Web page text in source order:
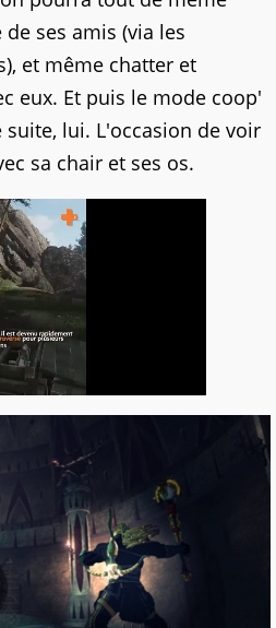
ses amis (via les
et même chatter et
eux. Et puis le mode coop'
lui. L'occasion de voir
sa chair et ses os.